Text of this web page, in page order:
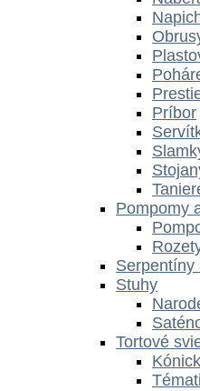
Príbor
Pompomy
Serpentíny
Stuhy
Tortové